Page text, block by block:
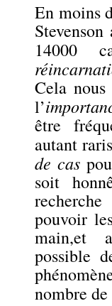
En moins
14000
Cela
l’
être
autant
de cas
soit
pouvoir
main,et
possible
nombre de